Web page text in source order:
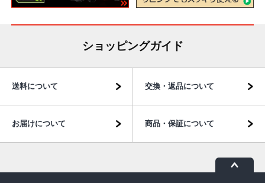
ショッピングガイド
送料について 交換・返品について
お届けについて 商品・保証について